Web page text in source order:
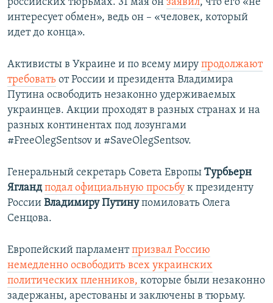
российских тюрьмах. 31 мая он заявил, что его «не
интересует обмен», ведь он ​– «человек, который
идет до конца».
Активисты в Украине и по всему миру продолжают
требовать от России и президента Владимира
Путина освободить незаконно удерживаемых
украинцев. Акции проходят в разных странах и на
разных континентах под лозунгами​
#FreeOlegSentsov и #SaveOlegSentsov.
Генеральный секретарь Совета Европы Турбьерн
Ягландподал официальную просьбу к президенту
России Владимиру Путинупомиловать Олега
Сенцова.
Европейский парламентпризвал Россию
немедленно освободить всех украинских
политических пленников, которые были незаконно
задержаны, арестованы и заключены в тюрьму.